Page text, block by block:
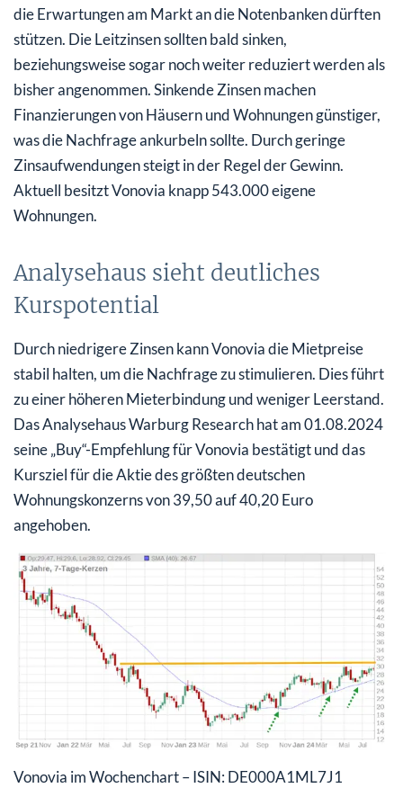
die Erwartungen am Markt an die Notenbanken dürften
stützen. Die Leitzinsen sollten bald sinken,
beziehungsweise sogar noch weiter reduziert werden als
bisher angenommen. Sinkende Zinsen machen
Finanzierungen von Häusern und Wohnungen günstiger,
was die Nachfrage ankurbeln sollte. Durch geringe
Zinsaufwendungen steigt in der Regel der Gewinn.
Aktuell besitzt Vonovia knapp 543.000 eigene
Wohnungen.
Analysehaus sieht deutliches
Kurspotential
Durch niedrigere Zinsen kann Vonovia die Mietpreise
stabil halten, um die Nachfrage zu stimulieren. Dies führt
zu einer höheren Mieterbindung und weniger Leerstand.
Das Analysehaus Warburg Research hat am 01.08.2024
seine „Buy“-Empfehlung für Vonovia bestätigt und das
Kursziel für die Aktie des größten deutschen
Wohnungskonzerns von 39,50 auf 40,20 Euro
angehoben.
Vonovia im Wochenchart – ISIN: DE000A1ML7J1